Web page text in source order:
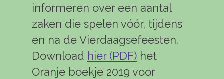
informeren over een aantal
zaken die spelen vóór, tijdens
en na de Vierdaagsefeesten.
Download hier (PDF) het
Oranje boekje 2019 voor